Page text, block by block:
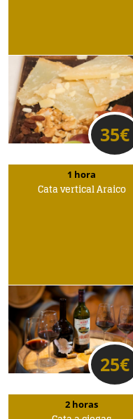
35€
1 hora
Cata vertical Araico
25€
2 horas